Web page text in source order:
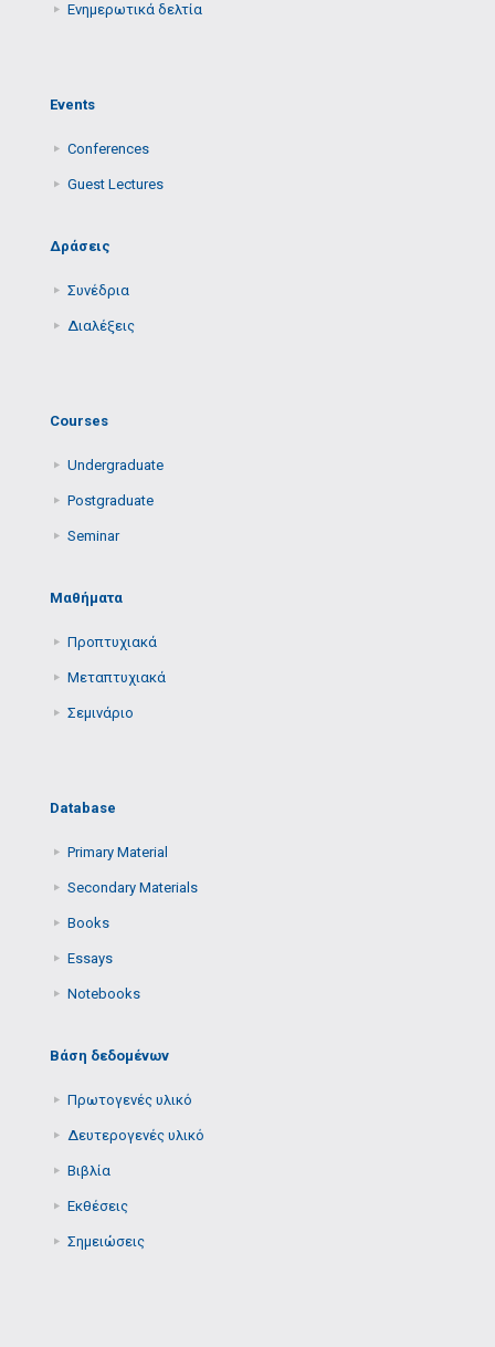
Ενημερωτικά δελτία
Events
Conferences
Guest Lectures
Δράσεις
Συνέδρια
Διαλέξεις
Courses
Undergraduate
Postgraduate
Seminar
Μαθήματα
Προπτυχιακά
Μεταπτυχιακά
Σεμινάριο
Database
Primary Μaterial
Secondary Μaterials
Books
Essays
Notebooks
Βάση δεδομένων
Πρωτογενές υλικό
Δευτερογενές υλικό
Βιβλία
Εκθέσεις
Σημειώσεις